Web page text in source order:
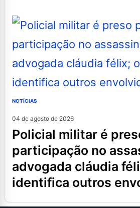
NOTÍCIAS
04 de agosto de 2026
policial militar é preso por
participação no
advogada cláudia
identifica outros